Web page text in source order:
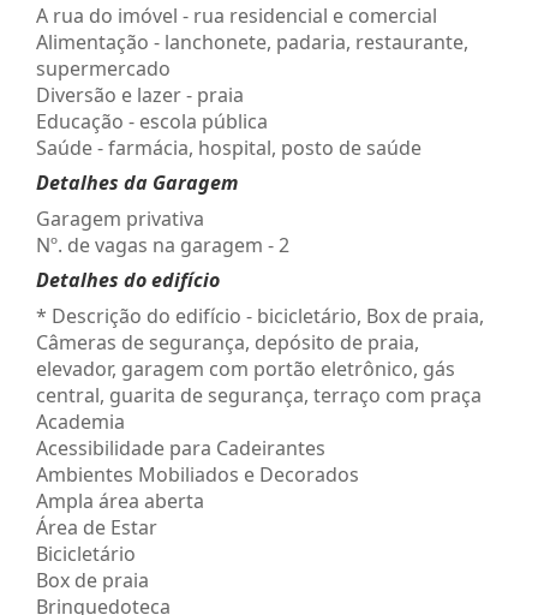
A rua do imóvel - rua residencial e comercial
Alimentação - lanchonete, padaria, restaurante,
supermercado
Diversão e lazer - praia
Educação - escola pública
Saúde - farmácia, hospital, posto de saúde
Detalhes da Garagem
Garagem privativa
Nº. de vagas na garagem - 2
Detalhes do edifício
* Descrição do edifício - bicicletário, Box de praia,
Câmeras de segurança, depósito de praia,
elevador, garagem com portão eletrônico, gás
central, guarita de segurança, terraço com praça
Academia
Acessibilidade para Cadeirantes
Ambientes Mobiliados e Decorados
Ampla área aberta
Área de Estar
Bicicletário
Box de praia
Brinquedoteca